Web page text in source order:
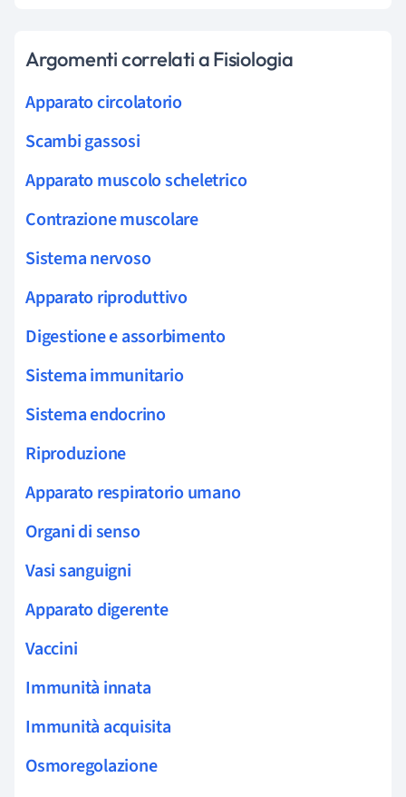
Argomenti correlati a Fisiologia
Apparato circolatorio
Scambi gassosi
Apparato muscolo scheletrico
Contrazione muscolare
Sistema nervoso
Apparato riproduttivo
Digestione e assorbimento
Sistema immunitario
Sistema endocrino
Riproduzione
Apparato respiratorio umano
Organi di senso
Vasi sanguigni
Apparato digerente
Vaccini
Immunità innata
Immunità acquisita
Osmoregolazione